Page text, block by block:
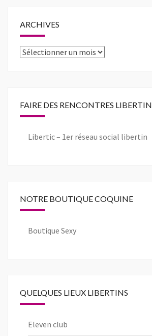
ARCHIVES
Archives
FAIRE DES RENCONTRES
Libertic – 1er réseau social libertin
NOTRE BOUTIQUE COQUINE
Boutique Sexy
QUELQUES LIEUX LIBERTINS
Eleven club